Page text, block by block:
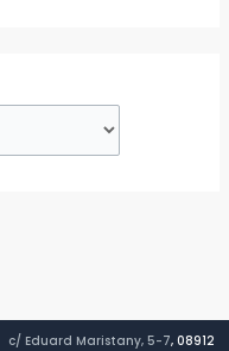
c/ Eduard Maristany, 5-7, 08912